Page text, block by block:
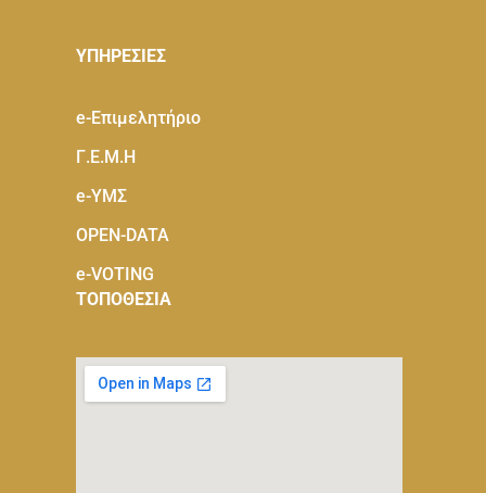
ΥΠΗΡΕΣΙΕΣ
e-Eπιμελητήριο
Γ.Ε.Μ.Η
e-ΥΜΣ
OPEN-DATA
e-VOTING
ΤΟΠΟΘΕΣΙΑ